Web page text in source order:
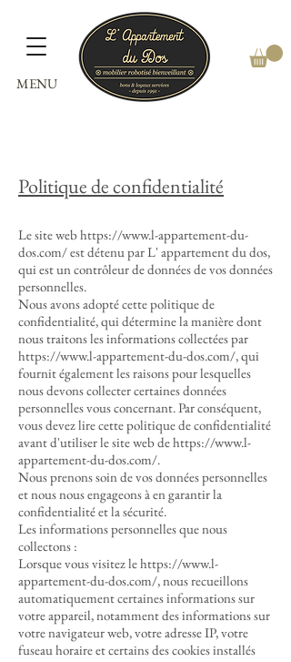
MENU
Politique de confidentialité
Le site web https://www.l-appartement-du-
dos.com/ est détenu par L' appartement du dos,
qui est un contrôleur de données de vos données
personnelles.
Nous avons adopté cette politique de
confidentialité, qui détermine la manière dont
nous traitons les informations collectées par
https://www.l-appartement-du-dos.com/,qui
fournit également les raisons pour lesquelles
nous devons collecter certaines données
personnelles vous concernant. Par conséquent,
vous devez lire cette politique de confidentialité
avant d'utiliser le site web dehttps://www.l-
appartement-du-dos.com/.
Nous prenons soin de vos données personnelles
et nous nous engageons à en garantir la
confidentialité et la sécurité.
Les informations personnelles que nous
collectons :
Lorsque vous visitez le https://www.l-
appartement-du-dos.com/, nous recueillons
automatiquement certaines informations sur
votre appareil, notamment des informations sur
votre navigateur web, votre adresse IP, votre
fuseau horaire et certains des cookies installés